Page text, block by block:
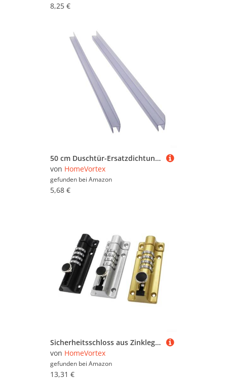
8,25 €
50 cm Duschtür-Ersatzdichtung, effizienter Wasserabweiser für anpassbare Duschpassform (12 mm)
von HomeVortex
gefunden bei Amazon
5,68 €
Sicherheitsschloss aus Zinklegierung mit mechanischer digitaler Kombination und Anti-Diebstahl-Bolzen-Design für Holztüren und Aufbewahrungsschränke, schlüsselloses Passwortschloss für sicheren Zugang
von HomeVortex
gefunden bei Amazon
13,31 €